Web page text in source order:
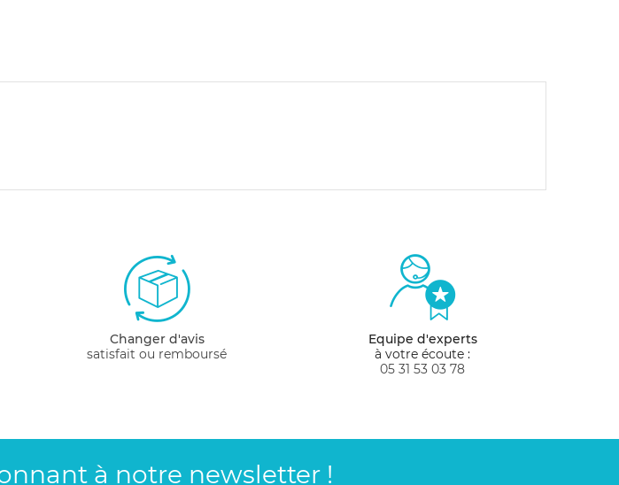
Changer d'avis
satisfait ou remboursé
Equipe d'experts
à votre écoute :
05 31 53 03 78
à notre newsletter !